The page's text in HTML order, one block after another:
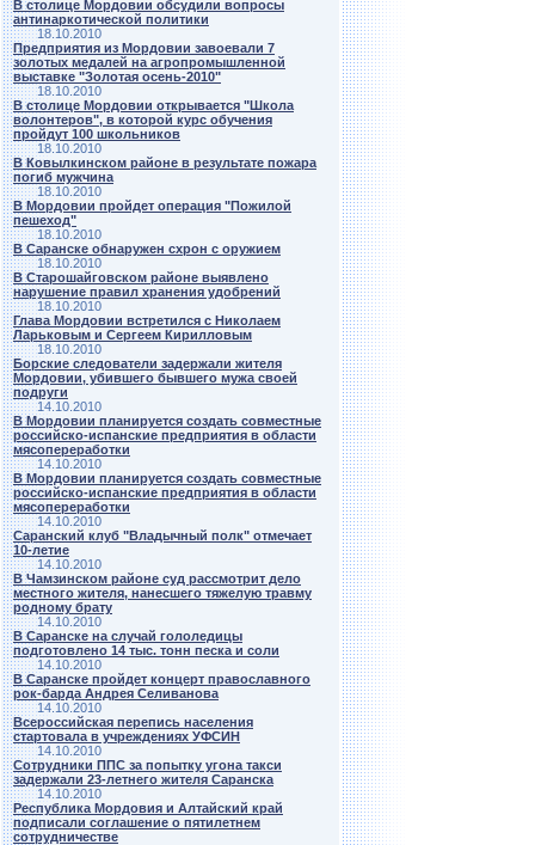
В столице Мордовии обсудили вопросы
антинаркотической политики
18.10.2010
Предприятия из Мордовии завоевали 7
золотых медалей на агропромышленной
выставке "Золотая осень-2010"
18.10.2010
В столице Мордовии открывается "Школа
волонтеров", в которой курс обучения
пройдут 100 школьников
18.10.2010
В Ковылкинском районе в результате пожара
погиб мужчина
18.10.2010
В Мордовии пройдет операция "Пожилой
пешеход"
18.10.2010
В Саранске обнаружен схрон с оружием
18.10.2010
В Старошайговском районе выявлено
нарушение правил хранения удобрений
18.10.2010
Глава Мордовии встретился с Николаем
Ларьковым и Сергеем Кирилловым
18.10.2010
Борские следователи задержали жителя
Мордовии, убившего бывшего мужа своей
подруги
14.10.2010
В Мордовии планируется создать совместные
российско-испанские предприятия в области
мясопереработки
14.10.2010
В Мордовии планируется создать совместные
российско-испанские предприятия в области
мясопереработки
14.10.2010
Саранский клуб "Владычный полк" отмечает
10-летие
14.10.2010
В Чамзинском районе суд рассмотрит дело
местного жителя, нанесшего тяжелую травму
родному брату
14.10.2010
В Саранске на случай гололедицы
подготовлено 14 тыс. тонн песка и соли
14.10.2010
В Саранске пройдет концерт православного
рок-барда Андрея Селиванова
14.10.2010
Всероссийская перепись населения
стартовала в учреждениях УФСИН
14.10.2010
Сотрудники ППС за попытку угона такси
задержали 23-летнего жителя Саранска
14.10.2010
Республика Мордовия и Алтайский край
подписали соглашение о пятилетнем
сотрудничестве